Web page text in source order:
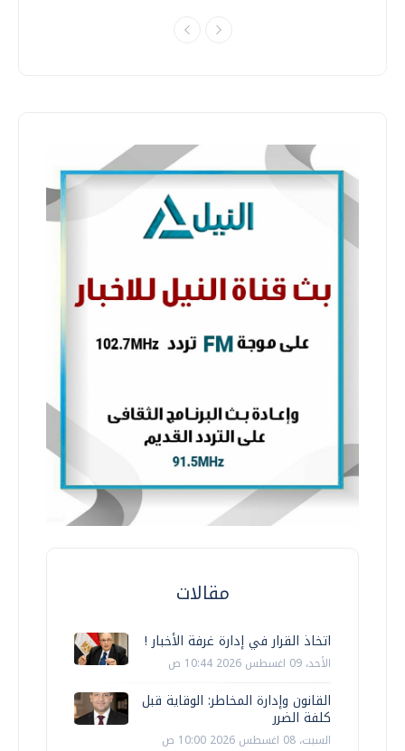
مقالات
اتخاذ القرار في إدارة غرفة الأخبار !
الأحد، 09 اغسطس 2026 10:44 ص
القانون وإدارة المخاطر: الوقاية قبل
كلفة الضرر
السبت، 08 اغسطس 2026 10:00 ص